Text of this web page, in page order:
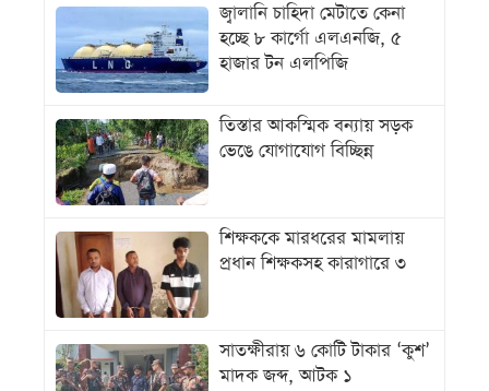
জ্বালানি চাহিদা মেটাতে কেনা
হচ্ছে ৮ কার্গো এলএনজি, ৫
হাজার টন এলপিজি
তিস্তার আকস্মিক বন্যায় সড়ক
ভেঙে যোগাযোগ বিচ্ছিন্ন
শিক্ষককে মারধরের মামলায়
প্রধান শিক্ষকসহ কারাগারে ৩
সাতক্ষীরায় ৬ কোটি টাকার ‘কুশ’
মাদক জব্দ, আটক ১